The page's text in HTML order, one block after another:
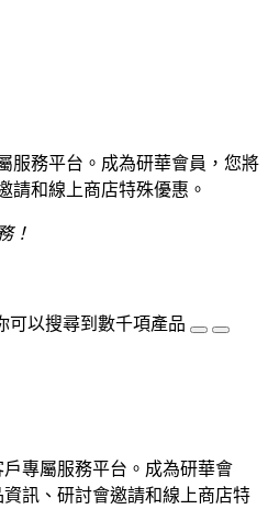
服務平台。成為研華會員，您將
請和線上商店特殊優惠。
！
可以搜尋到數千項產品
戶專屬服務平台。成為研華會
訊、研討會邀請和線上商店特